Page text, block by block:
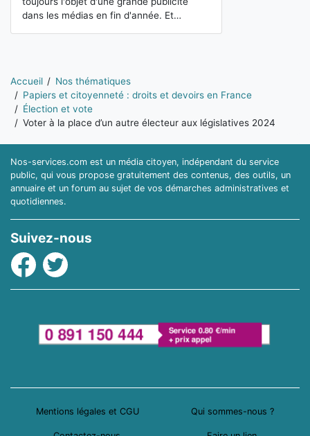
dans les médias en fin d'année. Et…
Vous êtes ici:
Accueil
Nos thématiques
Papiers et citoyenneté : droits et devoirs en France
Élection et vote
Voter à la place d’un autre électeur aux législatives 2024
Nos-services.com est un média citoyen, indépendant du service
public, qui vous propose gratuitement des contenus, des outils, un
annuaire et un forum au sujet de vos démarches administratives et
quotidiennes.
Suivez-nous
Facebook
Twitter
Mentions légales et CGU Qui sommes-nous ?